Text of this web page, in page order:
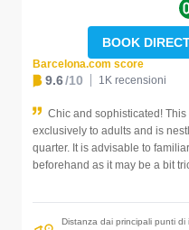
BOOK
Barcelona.com score
9.6/10 1K recensioni
Chic and sophisticated!
exclusively to adults and is
quarter. It is advisable to
beforehand as it may be a bit
Distanza dai principali punti di